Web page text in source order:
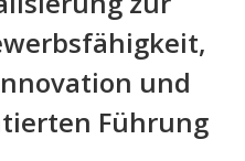
und
Führung